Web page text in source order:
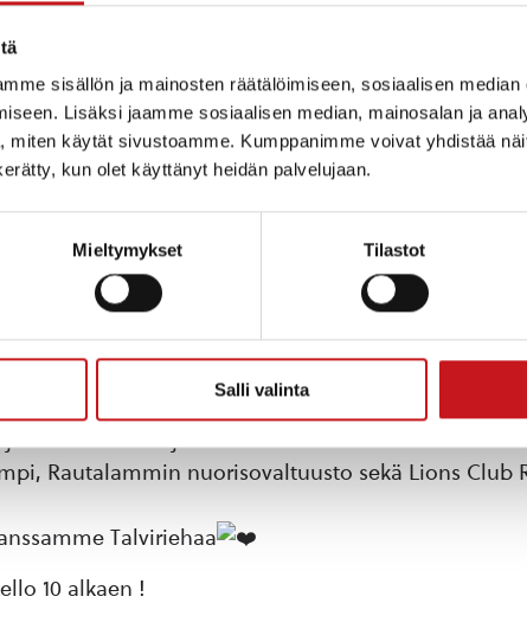
sisällön ja mainosten räätälöimiseen, sosiaalisen
Lisäksi jaamme sosiaalisen median, mainosalan ja
miten käytät sivustoamme. Kumppanimme voivat yhdistää
kun olet käyttänyt heidän palvelujaan.
Mieltymykset Tilastot
Salli valinta
suunnattu Talvirieha -tapahtuma
ja ohjelmassa on paljon erilaisia työpisteitä,
esimerkiksi askartelemaan, nauttimaan
vierailla Talviriehanallen kahviossa, jossa on
jossa on esillä lasten tekemiä taideteoksia.
mukana kirjaston lisäksi ovat
, Rautalammin nuorisovaltuusto sekä Lions Club
Talviriehaa
10 alkaen !